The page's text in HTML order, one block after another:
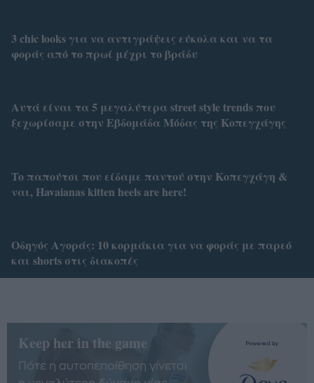
3 chic looks για να αντιγράψεις εύκολα και να τα
φοράς από το πρωί μέχρι το βράδυ
Αυτά είναι τα 5 μεγαλύτερα street style trends που
ξεχωρίσαμε στην Εβδομάδα Μόδας της Κοπεγχάγης
To παπούτσι που είδαμε παντού στην Κοπεγχάγη &
ναι, Havaianas kitten heels are here!
Οδηγός Αγοράς: 10 κορμάκια για να φοράς με παρεό
και shorts στις διακοπές
Keep her in the game
Πότε η αυτοπεποίθηση γίνεται